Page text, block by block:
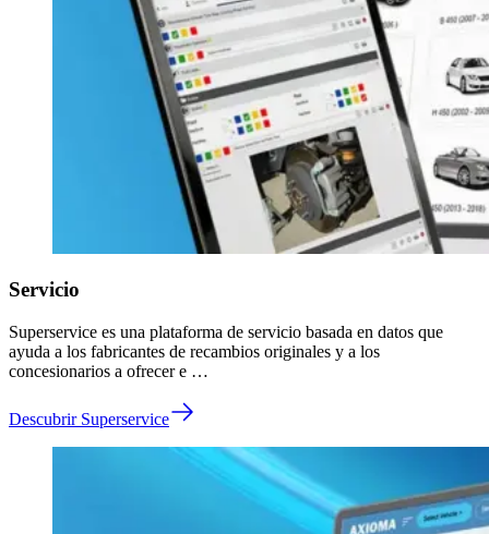
Servicio
Superservice es una plataforma de servicio basada en datos que
ayuda a los fabricantes de recambios originales y a los
concesionarios a ofrecer e …
Descubrir Superservice